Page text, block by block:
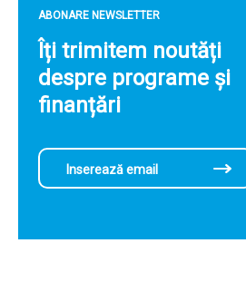
ABONARE NEWSLETTER
Îți trimitem noutăți
despre programe și
finanțări